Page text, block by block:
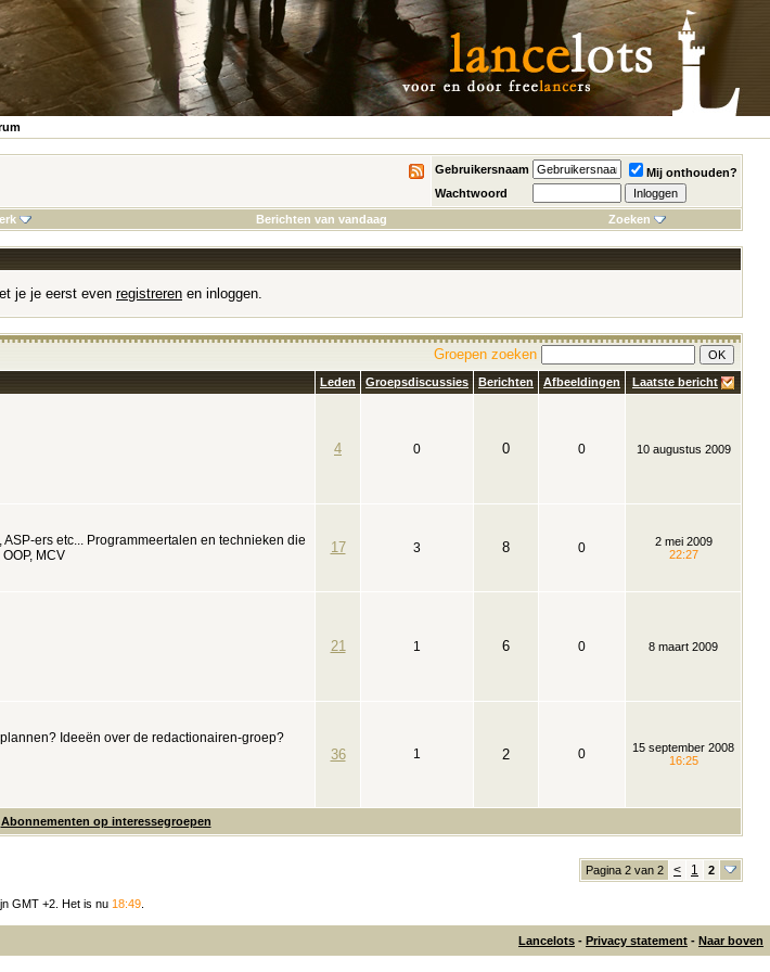
Gebruikersnaam
Mij onthouden?
Wachtwoord
Berichten van vandaag Zoeken
je je eerst even registreren en inloggen.
Groepen zoeken
Leden Groepsdiscussies Berichten Afbeeldingen Laatste bericht
4 0 0 0 10 augustus 2009
ers etc... Programmeertalen en technieken die
MCV
17 3 8 0
2 mei 2009
22:27
21 1 6 0 8 maart 2009
Ideeën over de redactionairen-groep?
36 1 2 0
15 september 2008
16:25
Abonnementen op interessegroepen
Pagina 2 van 2 < 1 2
GMT +2. Het is nu 18:49.
Lancelots - Privacy statement - Naar boven